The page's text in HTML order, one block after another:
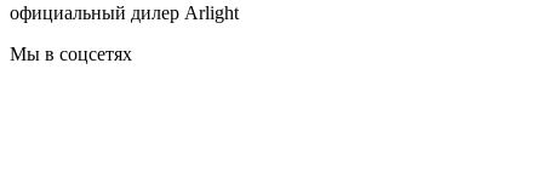
официальный дилер Arlight
Мы в соцсетях